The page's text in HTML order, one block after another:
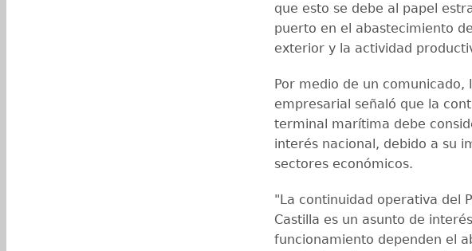
que esto se debe al papel
puerto en el abastecimiento
exterior y la actividad
Por medio de un comunicado,
empresarial señaló que la
terminal marítima debe
interés nacional, debido a su
sectores económicos.
"La continuidad operativa del
Castilla es un asunto de
funcionamiento dependen el